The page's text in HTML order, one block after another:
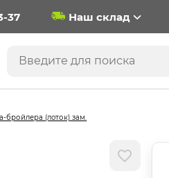
37 Наш склад
бройлера (лоток) зам.